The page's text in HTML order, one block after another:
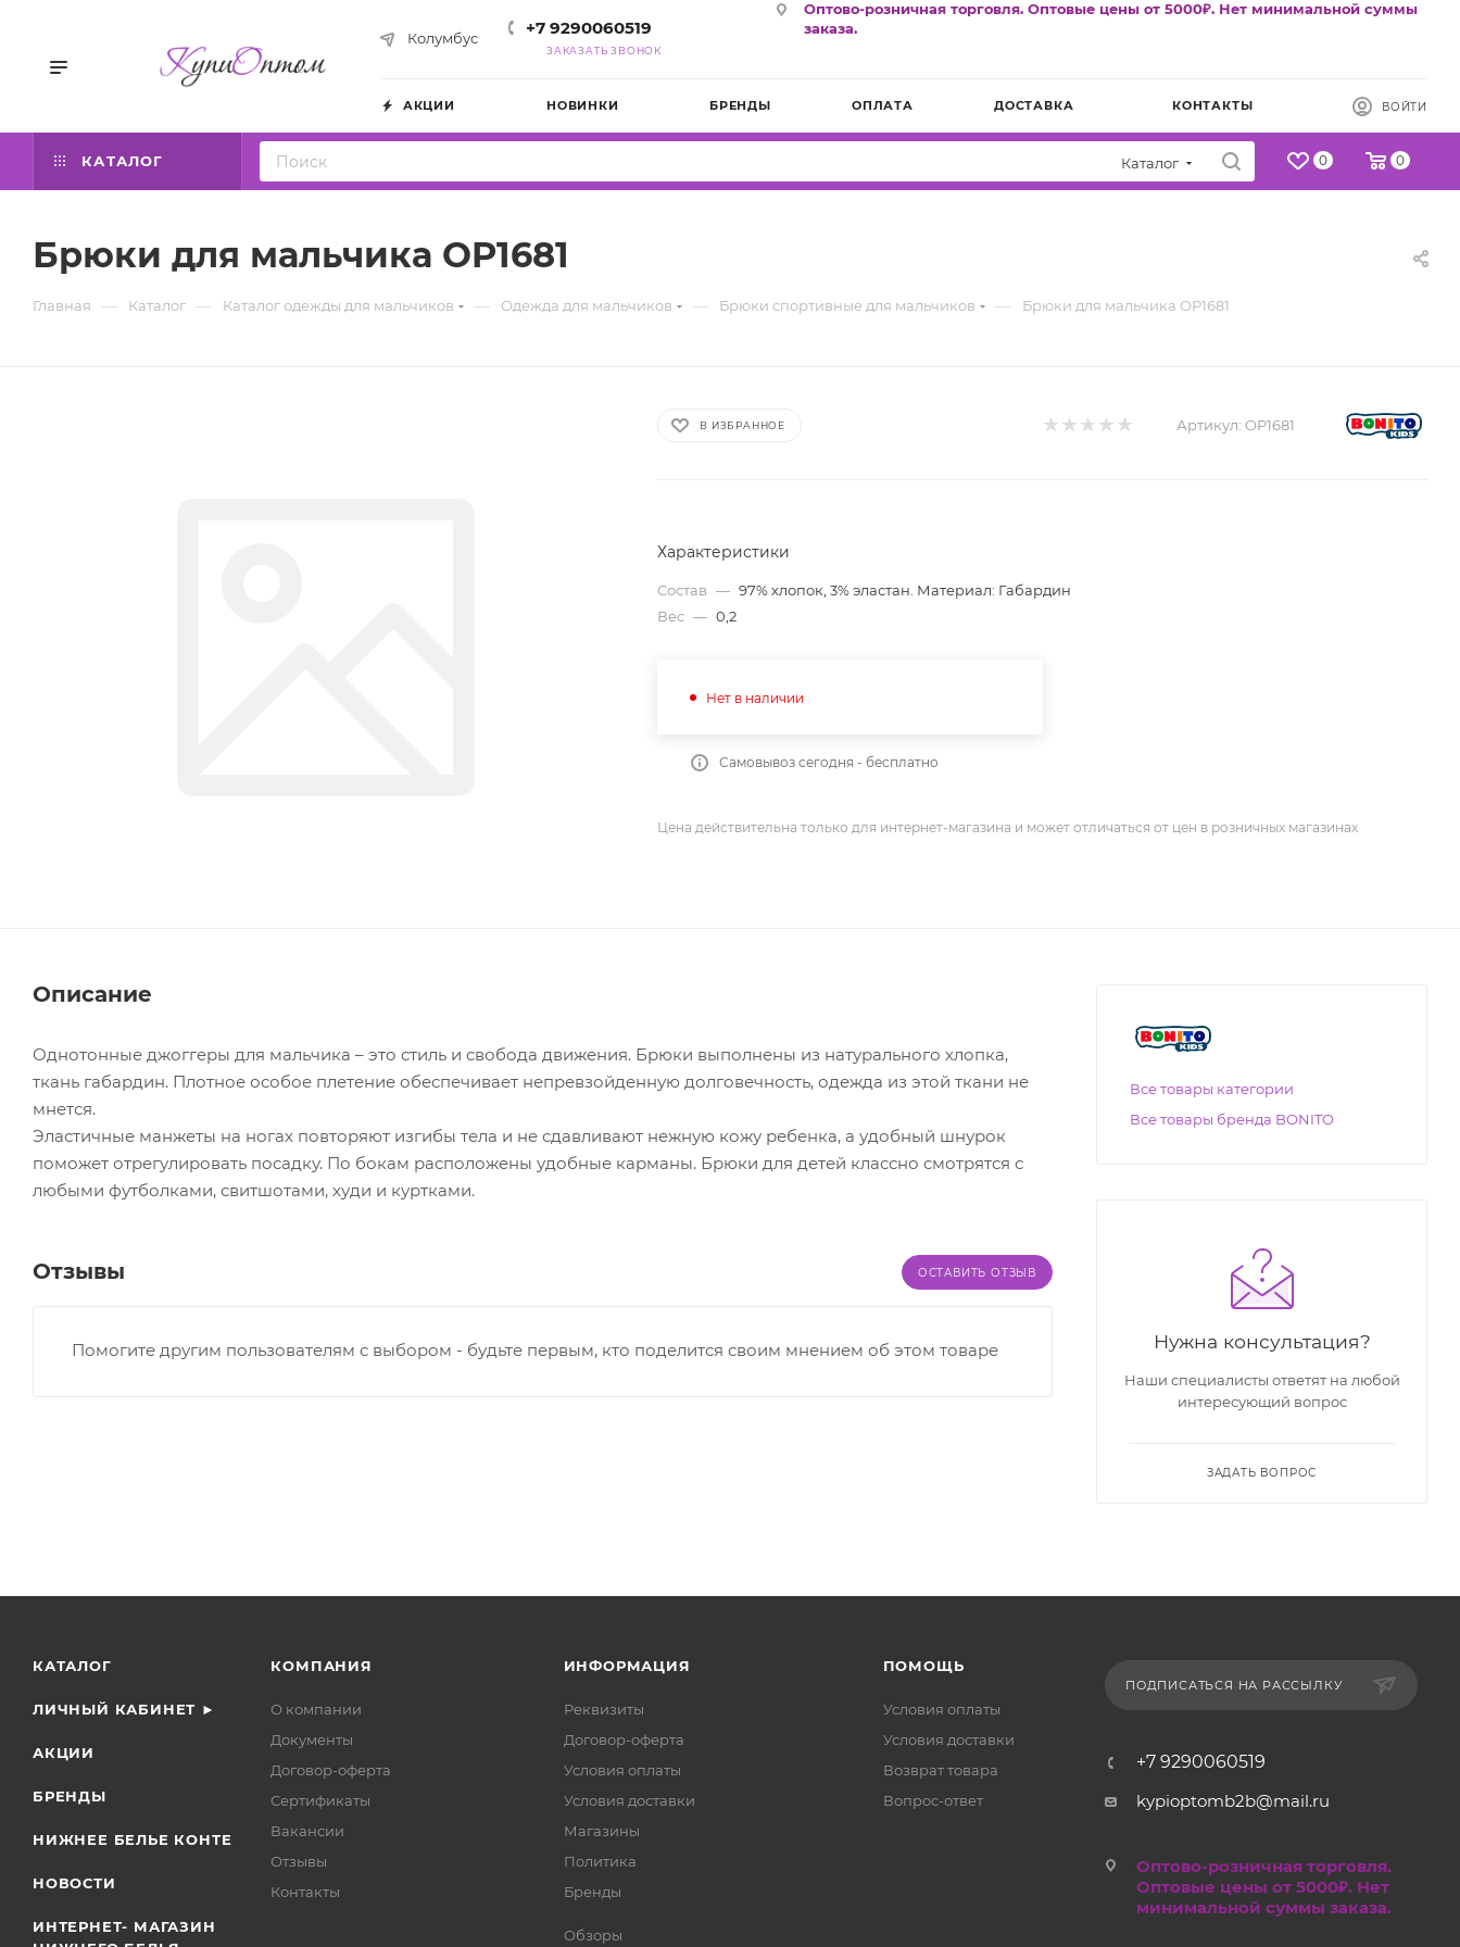
Колумбус +7 9290060519
ЗАКАЗАТЬ ЗВОНОК
Оптово-розничная торговля. Оптовые цены от 5000₽. Нет минимальной суммы
заказа.
АКЦИИ НОВИНКИ БРЕНДЫ ОПЛАТА ДОСТАВКА КОНТАКТЫ ВОЙТИ
КАТАЛОГ Каталог 0 0
Брюки для мальчика OP1681
Главная — Каталог — Каталог одежды для мальчиков — Одежда для мальчиков — Брюки спортивные для мальчиков — Брюки для мальчика OP1681
В ИЗБРАННОЕ Артикул: OP1681
Характеристики
Состав — 97% хлопок, 3% эластан. Материал: Габардин
Вес — 0,2
Нет в наличии
Самовывоз сегодня - бесплатно
Цена действительна только для интернет-магазина и может отличаться от цен в розничных магазинах
Описание
Однотонные джоггеры для мальчика – это стиль и свобода движения. Брюки выполнены из натурального хлопка,
ткань габардин. Плотное особое плетение обеспечивает непревзойденную долговечность, одежда из этой ткани не
мнется.
Эластичные манжеты на ногах повторяют изгибы тела и не сдавливают нежную кожу ребенка, а удобный шнурок
поможет отрегулировать посадку. По бокам расположены удобные карманы. Брюки для детей классно смотрятся с
любыми футболками, свитшотами, худи и куртками.
Отзывы ОСТАВИТЬ ОТЗЫВ
Помогите другим пользователям с выбором - будьте первым, кто поделится своим мнением об этом товаре
Все товары категории
Все товары бренда BONITO
Нужна консультация?
Наши специалисты ответят на любой
интересующий вопрос
ЗАДАТЬ ВОПРОС
КАТАЛОГ
ЛИЧНЫЙ КАБИНЕТ ►
АКЦИИ
БРЕНДЫ
НИЖНЕЕ БЕЛЬЕ КОНТЕ
НОВОСТИ
ИНТЕРНЕТ- МАГАЗИН
КОМПАНИЯ
О компании
Документы
Договор-оферта
Сертификаты
Вакансии
Отзывы
Контакты
ИНФОРМАЦИЯ
Реквизиты
Договор-оферта
Условия оплаты
Условия доставки
Магазины
Политика
Бренды
Обзоры
ПОМОЩЬ
Условия оплаты
Условия доставки
Возврат товара
Вопрос-ответ
ПОДПИСАТЬСЯ НА РАССЫЛКУ
+7 9290060519
kypioptomb2b@mail.ru
Оптово-розничная торговля.
Оптовые цены от 5000₽. Нет
минимальной суммы заказа.